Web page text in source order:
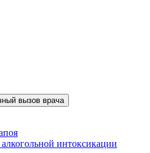
вызов врача
интоксикации